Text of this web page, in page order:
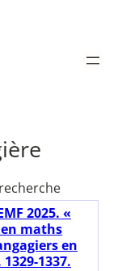
2025. «
maths
en
1337.